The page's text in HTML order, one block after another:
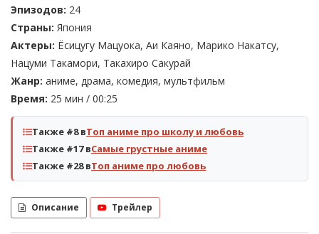
Эпизодов: 24
Страны: Япония
Актеры: Ёсицугу Мацуока, Аи Каяно, Марико Накатсу,
Нацуми Такамори, Такахиро Сакурай
Жанр: аниме, драма, комедия, мультфильм
Время: 25 мин / 00:25
Также #8 вТоп аниме про школу и любовь
Также #17 вСамые грустные аниме
Также #28 вТоп аниме про любовь
Описание Трейлер